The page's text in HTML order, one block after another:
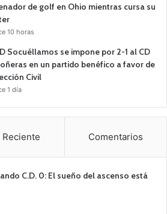
de golf en Ohio mientras cursa su
10 horas
Socuéllamos se impone por 2-1 al CD
en un partido benéfico a favor de
Civil
1 día
Reciente Comentarios
C.D. 0: El sueño del ascenso está